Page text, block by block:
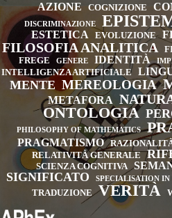
AZIONE COGNIZIONE
DISCRIMINAZIONE
ESTETICA EVOLUZIONE
FILOSOFIA ANALITICA
FREGE
GENERE IDENTITÀ
INTELLIGENZA ARTIFICIALE
MENTE MEREOLOGIA
METAFORA
ONTOLOGIA
PHILOSOPHY OF MATHEMATICS
PRAGMATISMO
RELATIVITÀ GENERALE
SCIENZA COGNITIVA
SIGNIFICATO SPECIALISATION
TRADUZIONE
VERITÀ